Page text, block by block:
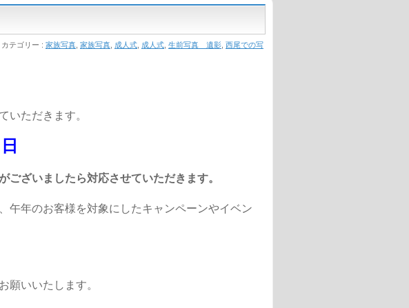
カテゴリー : 家族写真 家族写真 成人式 成人式 生前写真 遺影 西尾での写
いただきます。
ございましたら対応させていただきます。
午年のお客様を対象にしたキャンペーンやイベン
願いいたします。